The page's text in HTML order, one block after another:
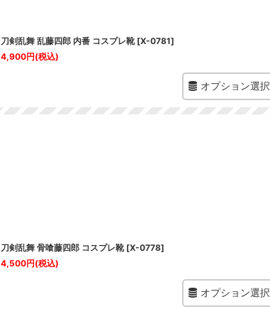
刀剣乱舞 乱藤四郎 内番 コスプレ靴 [X-0781]
4,900円(税込)
オプション選択
刀剣乱舞 骨喰藤四郎 コスプレ靴 [X-0778]
4,500円(税込)
オプション選択